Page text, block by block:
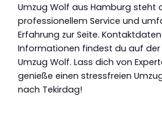
Umzug Wolf aus Hamburg steht
professionellem Service und
Erfahrung zur Seite.
Informationen findest du auf der
Umzug Wolf. Lass dich von
genieße einen stressfreien
nach Tekirdag!